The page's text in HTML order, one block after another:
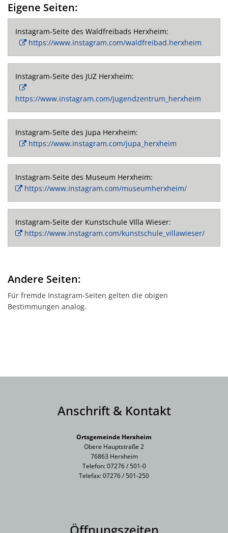
Eigene Seiten:
Instagram-Seite des Waldfreibads Herxheim:
https://www.instagram.com/waldfreibad.herxheim
Instagram-Seite des JUZ Herxheim:
https://www.instagram.com/jugendzentrum_herxheim
Instagram-Seite des Jupa Herxheim:
https://www.instagram.com/jupa_herxheim
Instagram-Seite des Museum Herxheim:
https://www.instagram.com/museumherxheim/
Instagram-Seite der Kunstschule VIlla Wieser:
https://www.instagram.com/kunstschule_villawieser/
Andere Seiten:
Für fremde Instagram-Seiten gelten die obigen
Bestimmungen analog.
Anschrift & Kontakt
Ortsgemeinde Herxheim
Obere Hauptstraße 2
76863 Herxheim
Telefon: 07276 / 501-0
Telefax: 07276 / 501-250